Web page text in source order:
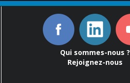
Qui sommes-nous ?
Rejoignez-nous